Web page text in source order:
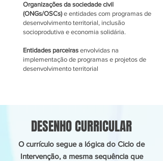
Organizações da sociedade civil
(ONGs/OSCs)e entidades com programas de
desenvolvimento territorial, inclusão
socioprodutiva e economia solidária.
Entidades parceiras envolvidas na
implementação de programas e projetos de
desenvolvimento territorial
DESENHO CURRICULAR
O currículo segue a lógica do Ciclo de
Intervenção, a mesma sequência que